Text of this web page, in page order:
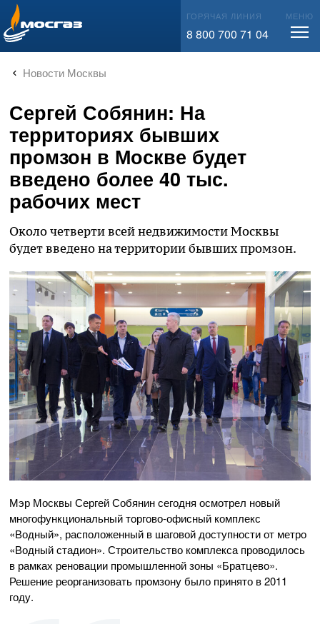
info@mos-gaz.ru ГОРЯЧАЯ ЛИНИЯ
8 800 700 71 04
МЕНЮ
Новости Москвы
Сергей Собянин: На
территориях бывших
промзон в Москве будет
введено более 40 тыс.
рабочих мест
Около четверти всей недвижимости Москвы
будет введено на территории бывших промзон.
Мэр Москвы Сергей Собянин сегодня осмотрел новый
многофункциональный торгово-офисный комплекс
«Водный», расположенный в шаговой доступности от метро
«Водный стадион». Строительство комплекса проводилось
в рамках реновации промышленной зоны «Братцево».
Решение реорганизовать промзону было принято в 2011
году.